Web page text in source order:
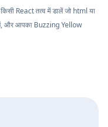
React तत्व में डालें जो html या
और आपका Buzzing Yellow